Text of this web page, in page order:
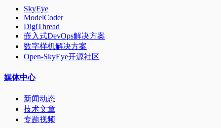
SkyEye
ModelCoder
DigiThread
嵌入式DevOps解决方案
数字样机解决方案
Open-SkyEye开源社区
媒体中心
新闻动态
技术文章
专题视频